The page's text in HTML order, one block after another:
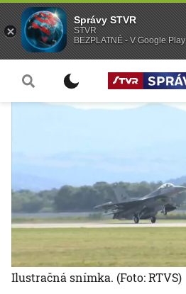
Ilustračná snímka. (Foto: RTVS)
Správy STVR
STVR
BEZPLATNÉ - V Google Play